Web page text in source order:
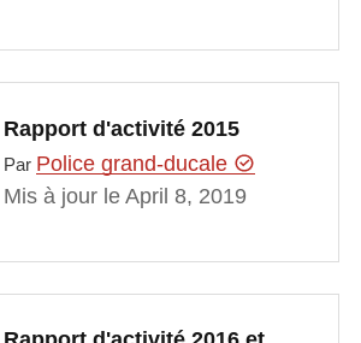
Rapport d'activité 2015
Par Police grand-ducale
Mis à jour le April 8, 2019